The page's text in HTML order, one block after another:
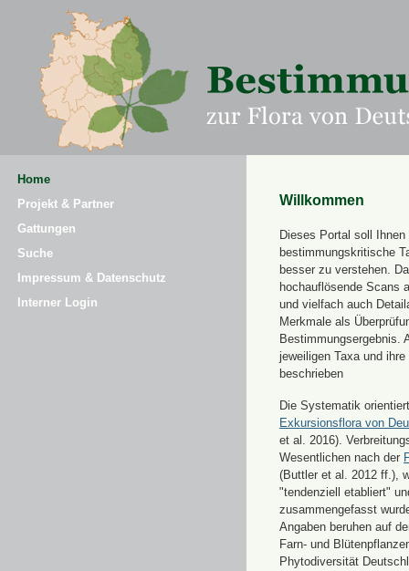
Home
Projekt & Partner
Gattungen
Suche
Impressum & Datenschutz
Interner Login
Willkommen
Dieses Portal soll Ihnen
bestimmungskritische
besser zu verstehen.
hochauflösende Scans
und vielfach auch
Merkmale als
Bestimmungsergebnis.
jeweiligen Taxa und
beschrieben
Die Systematik
Exkursionsflora von
et al. 2016).
Wesentlichen nach der
(Buttler et al. 2012 ff.),
"tendenziell etabliert"
zusammengefasst
Angaben beruhen auf
Farn- und
Phytodiversität